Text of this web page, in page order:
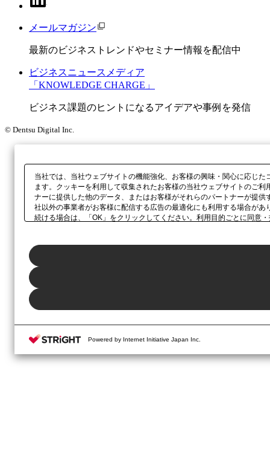
メールマガジン
最新のビジネストレンドやセミナー情報を配信中
ビジネスニュースメディア
「KNOWLEDGE CHARGE」
ビジネス課題のヒントになるアイデアや事例を発信
© Dentsu Digital Inc.
当社では、当社ウェブサイトの機能強化、お客様の興味・関心に応じ
ます。クッキーを利用して収集されたお客様の当社ウェブサイトのご
ナーに提供した他のデータ、またはお客様がそれらのパートナーが提
社以外の事業者がお客様に配信する広告の最適化にも利用する場合が
続ける場合は、「OK」をクリックしてください。利用目的ごとに同意
Powered by Internet Initiative Japan Inc.